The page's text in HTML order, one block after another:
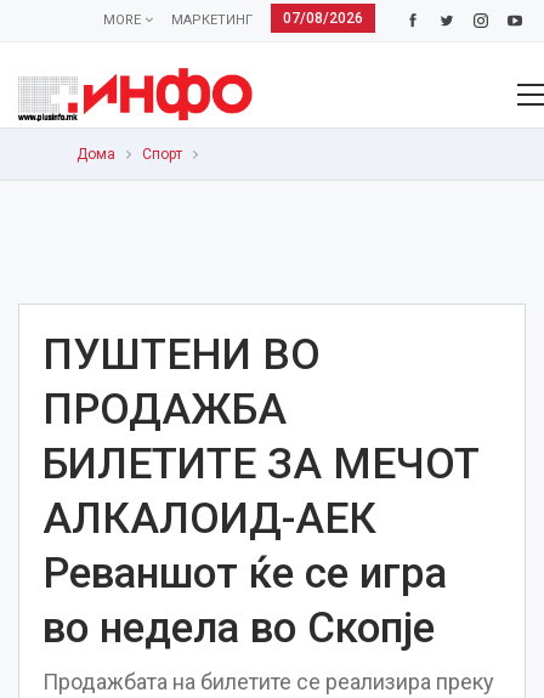
07/08/2026
МАРКЕТИНГ
MORE
Дома Спорт
ПУШТЕНИ ВО
ПРОДАЖБА
БИЛЕТИТЕ ЗА МЕЧОТ
АЛКАЛОИД-АЕК
Реваншот ќе се игра
во недела во Скопје
Продажбата на билетите се реализира преку